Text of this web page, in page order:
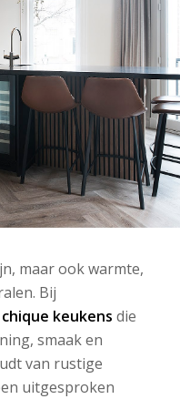
maar ook warmte,
Bij
chique keukens die
smaak en
van rustige
uitgesproken